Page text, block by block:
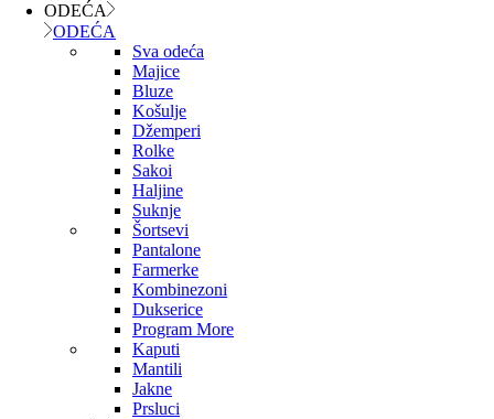
ODEĆA
ODEĆA
Sva odeća
Majice
Bluze
Košulje
Džemperi
Rolke
Sakoi
Haljine
Suknje
Šortsevi
Pantalone
Farmerke
Kombinezoni
Dukserice
Program More
Kaputi
Mantili
Jakne
Prsluci